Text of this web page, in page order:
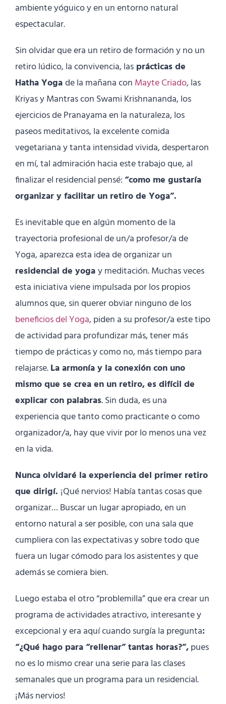
ambiente yóguico y en un entorno natural
espectacular.
Sin olvidar que era un retiro de formación y no un
retiro lúdico, la convivencia, las prácticas de
Hatha Yogade la mañana con Mayte Criado, las
Kriyas y Mantras con Swami Krishnananda, los
ejercicios de Pranayama en la naturaleza, los
paseos meditativos, la excelente comida
vegetariana y tanta intensidad vivida, despertaron
en mí, tal admiración hacia este trabajo que, al
finalizar el residencial pensé:“como me gustaría
organizar y facilitar un retiro de Yoga”.
Es inevitable que en algún momento de la
trayectoria profesional de un/a profesor/a de
Yoga, aparezca esta idea de organizar un
residencial de yogay meditación. Muchas veces
esta iniciativa viene impulsada por los propios
alumnos que, sin querer obviar ninguno de los
beneficios del Yoga, piden a su profesor/a este tipo
de actividad para profundizar más, tener más
tiempo de prácticas y como no, más tiempo para
relajarse.La armonía y la conexión con uno
mismo que se crea en un retiro, es difícil de
explicar con palabras. Sin duda, es una
experiencia que tanto como practicante o como
organizador/a, hay que vivir por lo menos una vez
en la vida.
Nunca olvidaré la experiencia del primer retiro
que dirigí. ¡Qué nervios! Había tantas cosas que
organizar… Buscar un lugar apropiado, en un
entorno natural a ser posible, con una sala que
cumpliera con las expectativas y sobre todo que
fuera un lugar cómodo para los asistentes y que
además se comiera bien.
Luego estaba el otro “problemilla” que era crear un
programa de actividades atractivo, interesante y
excepcional y era aquí cuando surgía la pregunta:
“¿Qué hago para “rellenar” tantas horas?”,pues
no es lo mismo crear una serie para las clases
semanales que un programa para un residencial.
¡Más nervios!